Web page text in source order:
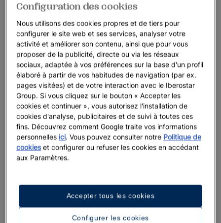
Une promenade dans l’hôtel
Configuration des cookies
Nous utilisons des cookies propres et de tiers pour
configurer le site web et ses services, analyser votre
activité et améliorer son contenu, ainsi que pour vous
proposer de la publicité, directe ou via les réseaux
sociaux, adaptée à vos préférences sur la base d'un profil
élaboré à partir de vos habitudes de navigation (par ex.
pages visitées) et de votre interaction avec le Iberostar
Group. Si vous cliquez sur le bouton « Accepter les
cookies et continuer », vous autorisez l'installation de
cookies d'analyse, publicitaires et de suivi à toutes ces
fins. Découvrez comment Google traite vos informations
personnelles ici. Vous pouvez consulter notre Politique de
cookies et configurer ou refuser les cookies en accédant
aux Paramètres.
Configurer les cookies
Accepter tous les cookies